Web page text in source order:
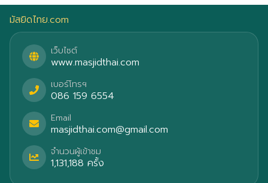
มัสยิดไทย.com
เว็บไซต์
www.masjidthai.com
เบอร์โทรฯ
086 159 6554
Email
masjidthai.com@gmail.com
จำนวนผู้เข้าชม
1,131,188 ครั้ง